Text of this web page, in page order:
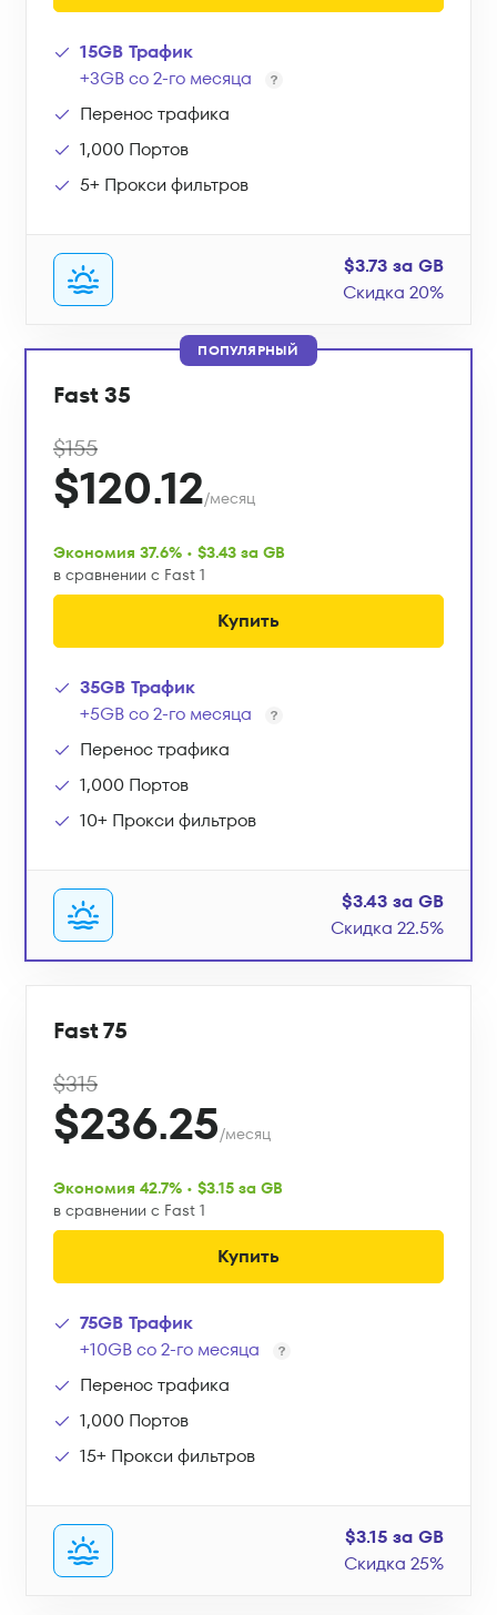
15GB Трафик
+3GB со 2-го месяца
Перенос трафика
1,000 Портов
5+ Прокси фильтров
$3.73 за GB
Скидка 20%
ПОПУЛЯРНЫЙ
Fast 35
$155
$120.12/месяц
Экономия 37.6% • $3.43 за GB
в сравнении с Fast 1
Купить
35GB Трафик
+5GB со 2-го месяца
Перенос трафика
1,000 Портов
10+ Прокси фильтров
$3.43 за GB
Скидка 22.5%
Fast 75
$315
$236.25/месяц
Экономия 42.7% • $3.15 за GB
в сравнении с Fast 1
Купить
75GB Трафик
+10GB со 2-го месяца
Перенос трафика
1,000 Портов
15+ Прокси фильтров
$3.15 за GB
Скидка 25%